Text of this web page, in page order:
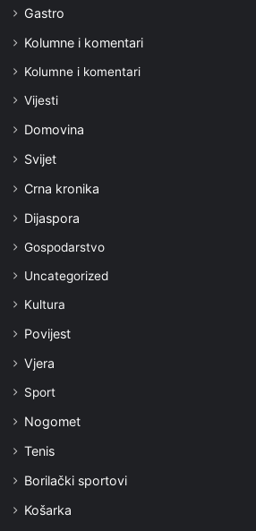
Gastro
Kolumne i komentari
Kolumne i komentari
Vijesti
Domovina
Svijet
Crna kronika
Dijaspora
Gospodarstvo
Uncategorized
Kultura
Povijest
Vjera
Sport
Nogomet
Tenis
Borilački sportovi
Košarka